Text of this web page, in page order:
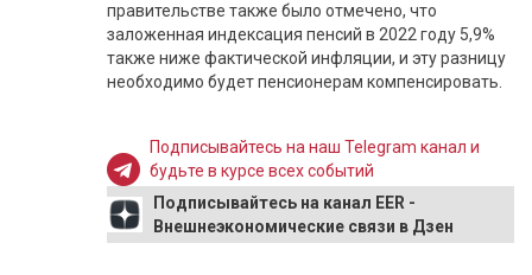
правительстве также было отмечено, что
заложенная индексация пенсий в 2022 году 5,9%
также ниже фактической инфляции, и эту разницу
необходимо будет пенсионерам компенсировать.
Подписывайтесь на наш Telegram канал и
будьте в курсе всех событий
Подписывайтесь на канал EER -
Внешнеэкономические связи в Дзен